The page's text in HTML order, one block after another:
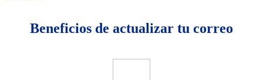
Beneficios de actualizar tu correo